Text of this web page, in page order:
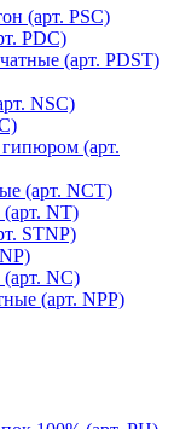
(арт. PSC)
PDC)
(арт. PDST)
NSC)
(арт.
(арт. NCT)
NT)
STNP)
NC)
(арт. NPP)